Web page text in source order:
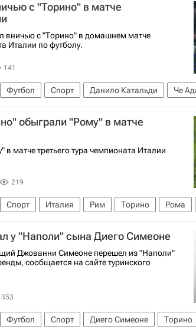
с "Торино" в матче
вничью с "Торино" в домашнем матче
Италии по футболу.
141
Футбол Спорт Данило Катальди Че
2027 (Чемпионат Италии по футболу)
обыграли "Рому" в матче
матче третьего тура чемпионата Италии
219
Спорт Италия Рим Торино Рома
Италии по футболу)
у "Наполи" сына Диего Симеоне
Джованни Симеоне перешел из "Наполи"
сообщается на сайте туринского
353
Футбол Спорт Диего Симеоне Торино